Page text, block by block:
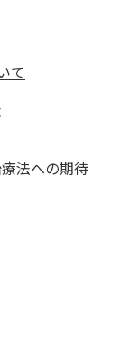
て
法への期待